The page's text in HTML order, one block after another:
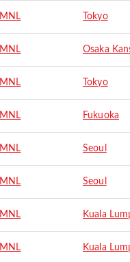
MNL Tokyo
MNL Osaka
MNL Tokyo
MNL Fukuoka
MNL Seoul
MNL Seoul
MNL Kuala
MNL Kuala